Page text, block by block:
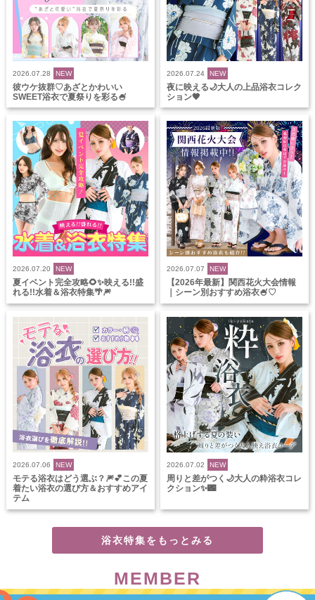
2026.07.28 NEW
彼ウケ抜群♡あざとかわいい
SWEET浴衣で夏祭りを彩る🍧
2026.07.24 NEW
夜に映える🌙大人の上品浴衣コレク
ション🖤
2026.07.20 NEW
夏イベント完全攻略🌻✨映える!!盛
れる!!水着＆浴衣特集🌴🎆
2026.07.07 NEW
【2026年最新】関西花火大会情報
｜シーン別おすすめ浴衣🍧♡
2026.07.06 NEW
モテる浴衣はどう選ぶ？🎆💕この夏
着たい浴衣の選び方＆おすすめアイ
テム
2026.07.02 NEW
周りと差がつく🌙大人の粋浴衣コレ
クション✨🌃
浴衣特集をもっとみる
MEMBER